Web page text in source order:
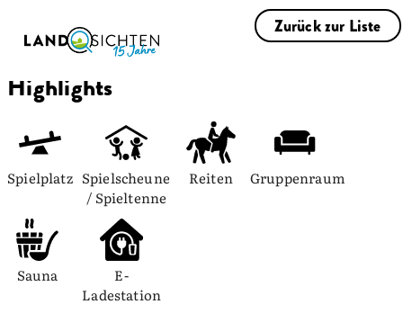
Zurück zur Liste
Highlights
Spielplatz Spielscheune
/ Spieltenne
Reiten Gruppenraum
Sauna
E-
Ladestation